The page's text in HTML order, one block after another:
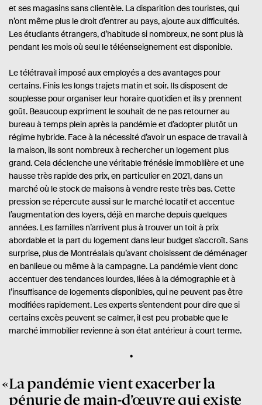
et ses magasins sans clientèle. La disparition des touristes, qui
n’ont même plus le droit d’entrer au pays, ajoute aux difficultés.
Les étudiants étrangers, d’habitude si nombreux, ne sont plus là
pendant les mois où seul le téléenseignement est disponible.
Le télétravail imposé aux employés a des avantages pour
certains. Finis les longs trajets matin et soir. Ils disposent de
souplesse pour organiser leur horaire quotidien et ils y prennent
goût. Beaucoup expriment le souhait de ne pas retourner au
bureau à temps plein après la pandémie et d’adopter plutôt un
régime hybride. Face à la nécessité d’avoir un espace de travail à
la maison, ils sont nombreux à rechercher un logement plus
grand. Cela déclenche une véritable frénésie immobilière et une
hausse très rapide des prix, en particulier en 2021, dans un
marché où le stock de maisons à vendre reste très bas. Cette
pression se répercute aussi sur le marché locatif et accentue
l’augmentation des loyers, déjà en marche depuis quelques
années. Les familles n’arrivent plus à trouver un toit à prix
abordable et la part du logement dans leur budget s’accroît. Sans
surprise, plus de Montréalais qu’avant choisissent de déménager
en banlieue ou même à la campagne. La pandémie vient donc
accentuer des tendances lourdes, liées à la démographie et à
l’insuffisance de logements disponibles, qui ne peuvent pas être
modifiées rapidement. Les experts s’entendent pour dire que si
certains excès peuvent se calmer, il est peu probable que le
marché immobilier revienne à son état antérieur à court terme.
La pandémie vient exacerber la
pénurie de main-d’œuvre qui existe